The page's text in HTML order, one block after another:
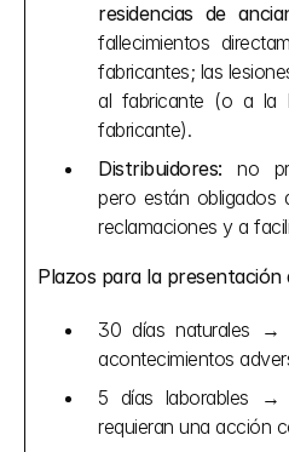
residencias de
fallecimientos
fabricantes; las
al fabricante (o a la
fabricante).
Distribuidores: no
pero están obligados
reclamaciones y a
Plazos para la presentación
30 días naturales →
acontecimientos
5 días laborables →
requieran una acción